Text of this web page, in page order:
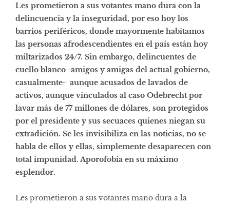
Les prometieron a sus votantes mano dura con la
delincuencia y la inseguridad, por eso hoy los
barrios periféricos, donde mayormente habitamos
las personas afrodescendientes en el país están hoy
miltarizados 24/7. Sin embargo, delincuentes de
cuello blanco -amigos y amigas del actual gobierno,
casualmente- aunque acusados de lavados de
activos, aunque vinculados al caso Odebrecht por
lavar más de 77 millones de dólares, son protegidos
por el presidente y sus secuaces quienes niegan su
extradición. Se les invisibiliza en las noticias, no se
habla de ellos y ellas, simplemente desaparecen con
total impunidad. Aporofobia en su máximo
esplendor.
Les prometieron a sus votantes mano dura a la